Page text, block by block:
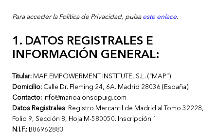
Para acceder la Política de Privacidad, pulsaeste enlace.
1. DATOS REGISTRALES E
INFORMACIÓN GENERAL:
Titular: MAP EMPOWERMENT INSTITUTE, S.L. (“MAP”)
Domicilio: Calle Dr. Fleming 24, 6A. Madrid 28036 (España)
Contacto: info@marioalonsopuig.com
Datos Registrales: Registro Mercantil de Madrid al Tomo 32228,
Folio 9, Sección 8, Hoja M-580050. Inscripción 1
N.I.F.: B86962883